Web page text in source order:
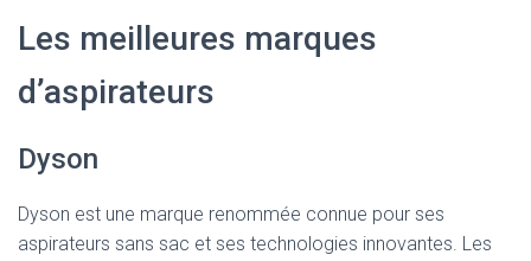
Les meilleures marques
d’aspirateurs
Dyson
Dyson est une marque renommée connue pour ses
aspirateurs sans sac et ses technologies innovantes. Les